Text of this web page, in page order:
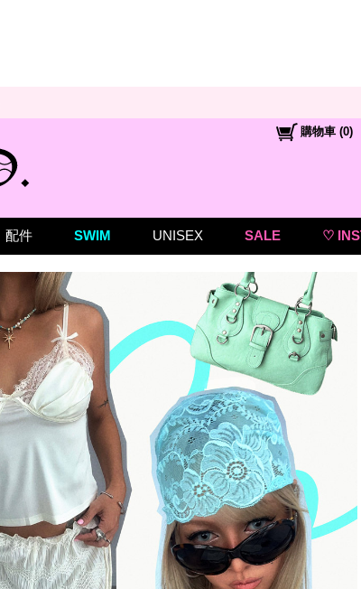
配件 SWIM UNISEX SALE ♡
購物車 (0)